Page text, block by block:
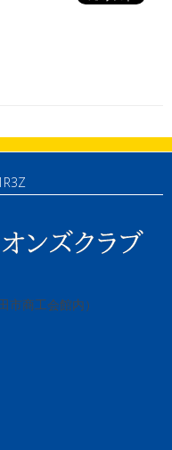
商工会館内）